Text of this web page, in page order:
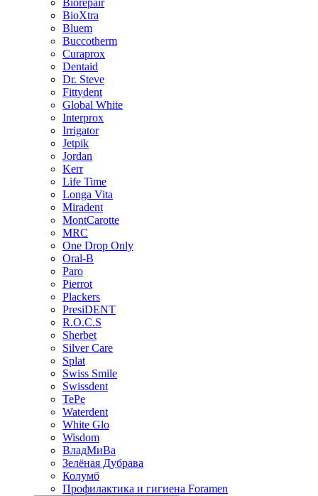
Biorepair
BioXtra
Bluem
Buccotherm
Curaprox
Dentaid
Dr. Steve
Fittydent
Global White
Interprox
Irrigator
Jetpik
Jordan
Kerr
Life Time
Longa Vita
Miradent
MontCarotte
MRC
One Drop Only
Oral-B
Paro
Pierrot
Plackers
PresiDENT
R.O.C.S
Sherbet
Silver Care
Splat
Swiss Smile
Swissdent
TePe
Waterdent
White Glo
Wisdom
ВладМиВа
Зелёная Дубрава
Колумб
Профилактика и гигиена Foramen